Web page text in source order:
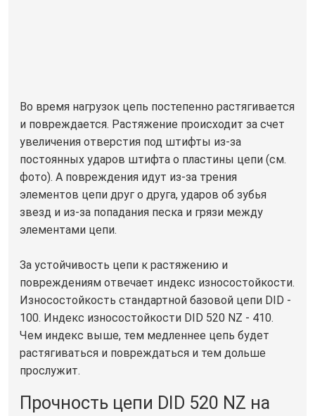
Во время нагрузок цепь постепенно растягивается
и повреждается. Растяжение происходит за счет
увеличения отверстия под штифты из-за
постоянных ударов штифта о пластины цепи (см.
фото). А повреждения идут из-за трения
элементов цепи друг о друга, ударов об зубья
звезд и из-за попадания песка и грязи между
элементами цепи.
За устойчивость цепи к растяжению и
повреждениям отвечает индекс износостойкости.
Износостойкость стандартной базовой цепи DID -
100. Индекс износостойкости DID 520 NZ - 410.
Чем индекс выше, тем медленнее цепь будет
растягиваться и повреждаться и тем дольше
прослужит.
Прочность цепи DID 520 NZ на